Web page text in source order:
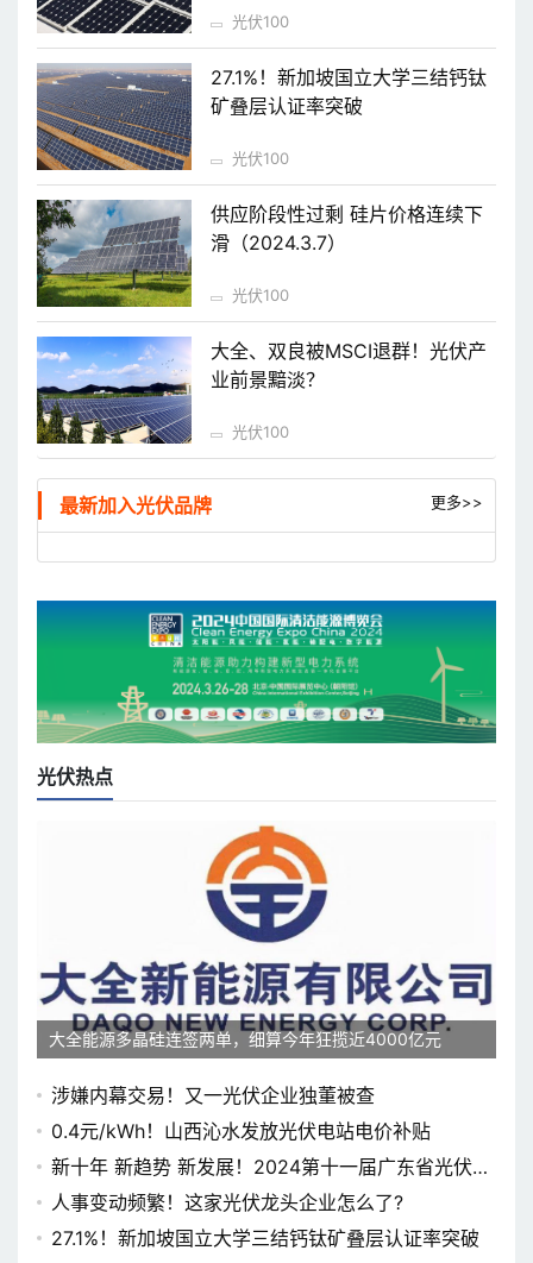
光伏100
27.1%！新加坡国立大学三结钙钛
矿叠层认证率突破
光伏100
供应阶段性过剩 硅片价格连续下
滑（2024.3.7）
光伏100
大全、双良被MSCI退群！光伏产
业前景黯淡？
光伏100
最新加入光伏品牌 更多>>
光伏热点
大全能源多晶硅连签两单，细算今年狂揽近4000亿元
涉嫌内幕交易！又一光伏企业独董被查
0.4元/kWh！山西沁水发放光伏电站电价补贴
新十年 新趋势 新发展！2024第十一届广东省光伏论
坛即将开幕
人事变动频繁！这家光伏龙头企业怎么了?
27.1%！新加坡国立大学三结钙钛矿叠层认证率突破